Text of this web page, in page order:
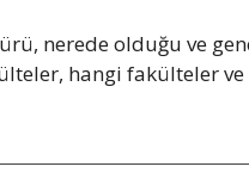
nerede olduğu ve
hangi fakülteler